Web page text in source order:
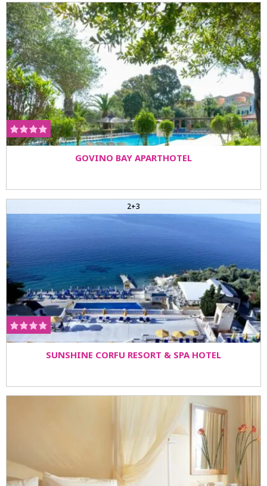
GOVINO BAY APARTHOTEL
2+3
SUNSHINE CORFU RESORT & SPA HOTEL